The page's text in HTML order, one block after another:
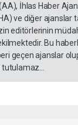
İhlas Haber
ve diğer ajanslar
editörlerinin
Bu
geçen ajanslar